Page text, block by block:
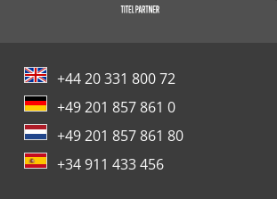
+44 20 331 800 72
+49 201 857 861 0
+49 201 857 861 80
+34 911 433 456